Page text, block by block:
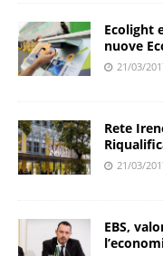
Ecolight
nuove
21/03/
Rete
21/03/
EBS,